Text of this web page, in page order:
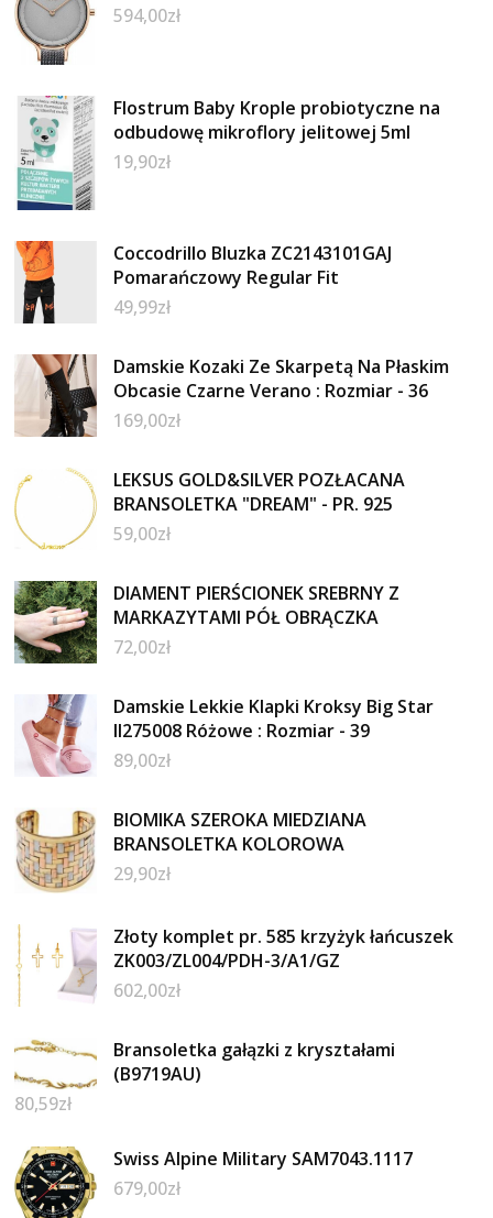
594,00zł
Flostrum Baby Krople probiotyczne na
odbudowę mikroflory jelitowej 5ml
19,90zł
Coccodrillo Bluzka ZC2143101GAJ
Pomarańczowy Regular Fit
49,99zł
Damskie Kozaki Ze Skarpetą Na Płaskim
Obcasie Czarne Verano : Rozmiar - 36
169,00zł
LEKSUS GOLD&SILVER POZŁACANA
BRANSOLETKA "DREAM" - PR. 925
59,00zł
DIAMENT PIERŚCIONEK SREBRNY Z
MARKAZYTAMI PÓŁ OBRĄCZKA
72,00zł
Damskie Lekkie Klapki Kroksy Big Star
II275008 Różowe : Rozmiar - 39
89,00zł
BIOMIKA SZEROKA MIEDZIANA
BRANSOLETKA KOLOROWA
29,90zł
Złoty komplet pr. 585 krzyżyk łańcuszek
ZK003/ZL004/PDH-3/A1/GZ
602,00zł
Bransoletka gałązki z kryształami
(B9719AU)
80,59zł
Swiss Alpine Military SAM7043.1117
679,00zł